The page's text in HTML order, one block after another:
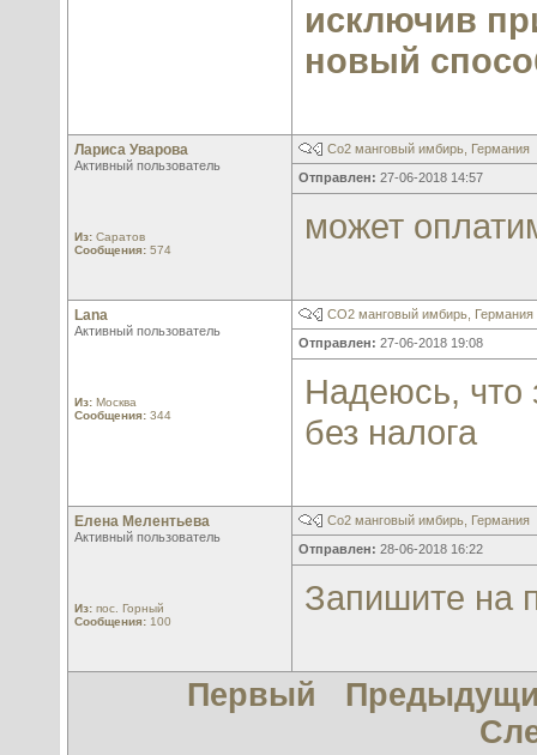
исключив
новый
Лариса Уварова
Активный пользователь
Из: Саратов
Сообщения: 574
Со2 манговый имбирь, Германия
Отправлен: 27-06-2018 14:57
может
Lana
Активный пользователь
Из: Москва
Сообщения: 344
СО2 манговый имбирь, Германия
Отправлен: 27-06-2018 19:08
Надеюсь, что
без налога
Елена Мелентьева
Активный пользователь
Из: пос. Горный
Сообщения: 100
Со2 манговый имбирь, Германия
Отправлен: 28-06-2018 16:22
Запишите на
Первый